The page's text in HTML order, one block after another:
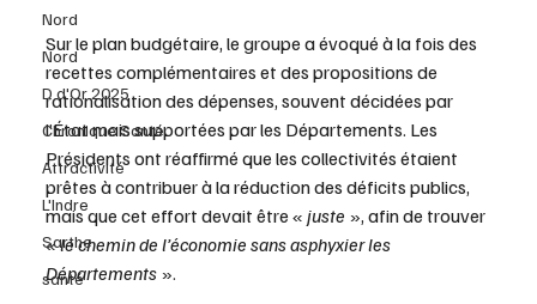
Nord
Nord
D d'Or 2025
Chronique Santé
Attractivité
L'Indre
Sarthe
santé
Sur le plan budgétaire, le groupe a évoqué à la fois des
recettes complémentaires et des propositions de
rationalisation des dépenses, souvent décidées par
l’État mais supportées par les Départements. Les
Présidents ont réaffirmé que les collectivités étaient
prêtes à contribuer à la réduction des déficits publics,
mais que cet effort devait être « juste », afin de trouver
« le chemin de l’économie sans asphyxier les
Départements ».